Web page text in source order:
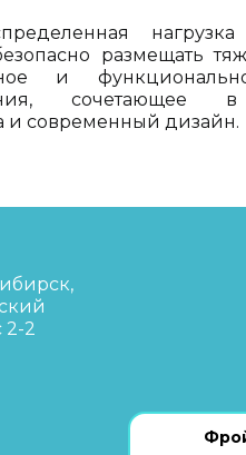
размещать
и
и современный дизайн.
2-2